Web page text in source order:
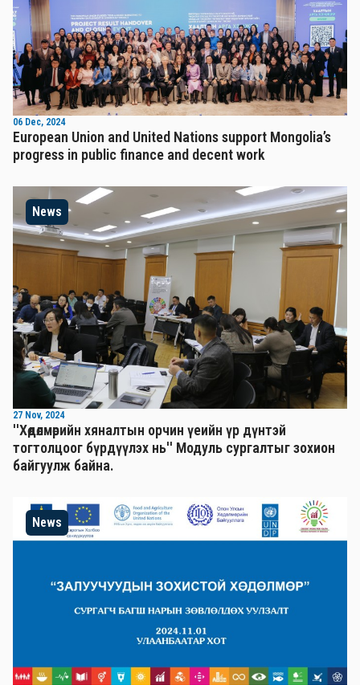
06 Dec, 2024
European Union and United Nations support Mongolia’s
progress in public finance and decent work
News
27 Nov, 2024
''Хөдөлмөрийн хяналтын орчин үеийн үр дүнтэй
тогтолцоог бүрдүүлэх нь'' Mодуль сургалтыг зохион
байгуулж байна.
News